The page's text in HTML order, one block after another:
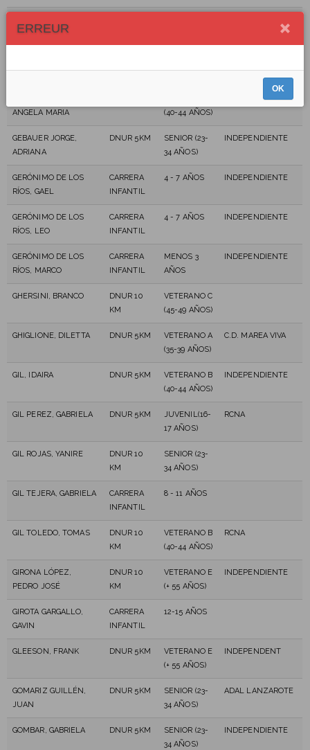
CORY
JOSE GABRIEL
KM
(40-44 AÑOS)
ANGELA MARIA
(40-44 AÑOS)
INDEPENDIENTE
GEBAUER JORGE,
ADRIANA
DNUR 5KM
SENIOR (23-
34 AÑOS)
INDEPENDIENTE
GERÓNIMO DE LOS
RÍOS, GAEL
CARRERA
INFANTIL
4 - 7 AÑOS INDEPENDIENTE
GERÓNIMO DE LOS
RÍOS, LEO
CARRERA
INFANTIL
4 - 7 AÑOS INDEPENDIENTE
GERÓNIMO DE LOS
RÍOS, MARCO
CARRERA
INFANTIL
MENOS 3
AÑOS
INDEPENDIENTE
GHERSINI, BRANCO
DNUR 10
KM
VETERANO C
(45-49 AÑOS)
GHIGLIONE, DILETTA DNUR 5KM
VETERANO A
(35-39 AÑOS)
C.D. MAREA VIVA
GIL, IDAIRA DNUR 5KM
VETERANO B
(40-44 AÑOS)
INDEPENDIENTE
GIL PEREZ, GABRIELA DNUR 5KM
JUVENIL(16-
17 AÑOS)
RCNA
GIL ROJAS, YANIRE
DNUR 10
KM
SENIOR (23-
34 AÑOS)
GIL TEJERA, GABRIELA
CARRERA
INFANTIL
8 - 11 AÑOS
GIL TOLEDO, TOMAS
DNUR 10
KM
VETERANO B
(40-44 AÑOS)
RCNA
GIRONA LÓPEZ,
PEDRO JOSÉ
DNUR 10
KM
VETERANO E
(+ 55 AÑOS)
INDEPENDIENTE
GIROTA GARGALLO,
GAVIN
CARRERA
INFANTIL
12-15 AÑOS
GLEESON, FRANK DNUR 5KM
VETERANO E
(+ 55 AÑOS)
INDEPENDENT
GOMARIZ GUILLÉN,
JUAN
DNUR 5KM
SENIOR (23-
34 AÑOS)
ADAL LANZAROTE
GOMBAR, GABRIELA DNUR 5KM
SENIOR (23-
34 AÑOS)
INDEPENDIENTE
ERREUR
OK